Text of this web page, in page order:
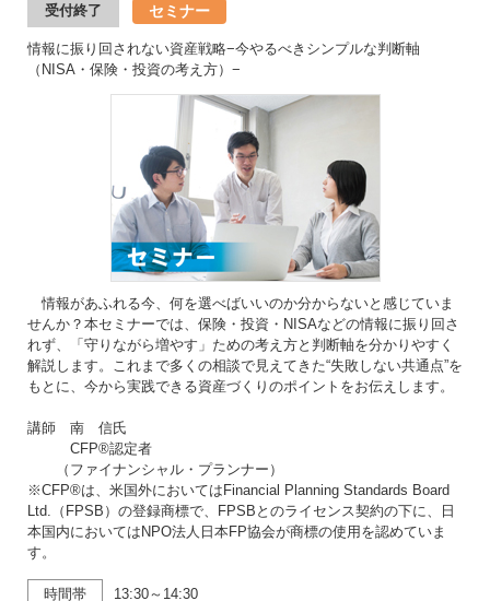
受付終了 セミナー
情報に振り回されない資産戦略−今やるべきシンプルな判断軸
（NISA・保険・投資の考え方）−
情報があふれる今、何を選べばいいのか分からないと感じていま
せんか？本セミナーでは、保険・投資・NISAなどの情報に振り回さ
れず、「守りながら増やす」ための考え方と判断軸を分かりやすく
解説します。これまで多くの相談で見えてきた“失敗しない共通点”を
もとに、今から実践できる資産づくりのポイントをお伝えします。
講師 南 信氏
CFP®認定者
（ファイナンシャル・プランナー）
※CFP®は、米国外においてはFinancial Planning Standards Board
Ltd.（FPSB）の登録商標で、FPSBとのライセンス契約の下に、日
本国内においてはNPO法人日本FP協会が商標の使用を認めていま
す。
時間帯 13:30～14:30